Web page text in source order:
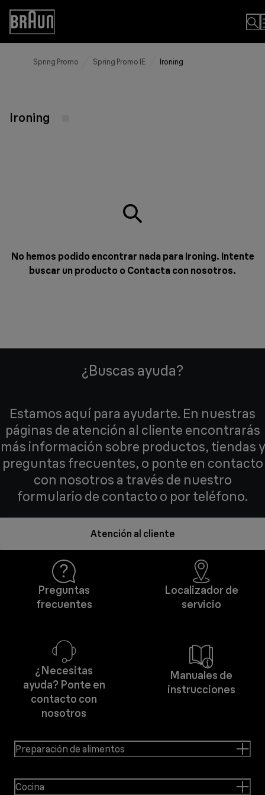
Skip
Content
Accessibility
Statement
Spring Promo Spring Promo IE Ironing
Ironing
No hemos podido encontrar nada para Ironing. Intente
buscar un producto o Contacta con nosotros.
¿Buscas ayuda?
Estamos aquí para ayudarte. En nuestras
páginas de atención al cliente encontrarás
más información sobre productos, tiendas y
preguntas frecuentes, o ponte en contacto
con nosotros a través de nuestro
formulario de contacto o por teléfono.
Atención al cliente
Preguntas
frecuentes
Localizador de
servicio
¿Necesitas
ayuda? Ponte en
contacto con
nosotros
Manuales de
instrucciones
Preparación de alimentos
Cocina